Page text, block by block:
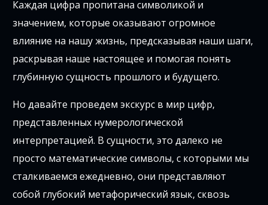
Каждая цифра пропитана символикой и
значением, которые оказывают огромное
влияние на нашу жизнь, предсказывая наши шаги,
раскрывая наше настоящее и помогая понять
глубинную сущность прошлого и будущего.
Но давайте проведем экскурс в мир цифр,
представленных нумерологической
интерпретацией. В сущности, это далеко не
просто математические символы, с которыми мы
сталкиваемся ежедневно, они представляют
собой глубокий метафорический язык, сквозь